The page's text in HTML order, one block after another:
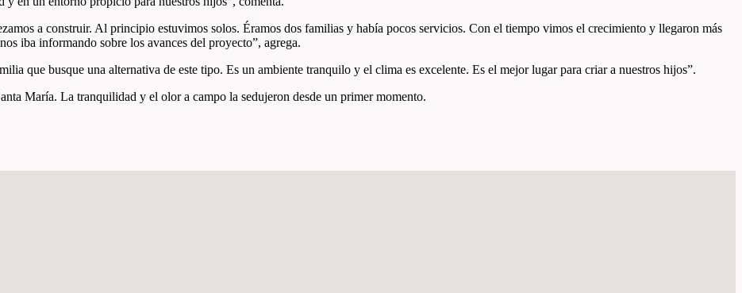
a construir. Al principio estuvimos solos. Éramos dos familias y había pocos servicios. Con el tiempo vimos el crecimiento y llegaron más
iba informando sobre los avances del proyecto”, agrega.
que busque una alternativa de este tipo. Es un ambiente tranquilo y el clima es excelente. Es el mejor lugar para criar a nuestros hijos”.
María. La tranquilidad y el olor a campo la sedujeron desde un primer momento.